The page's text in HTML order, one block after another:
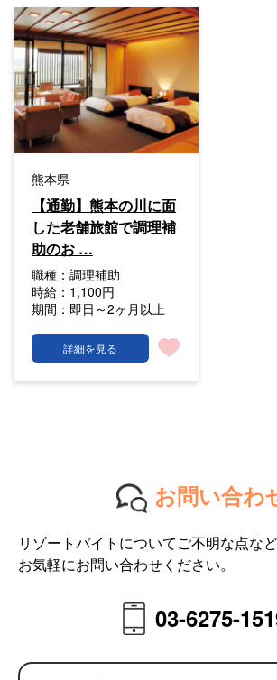
熊本県
【通勤】熊本の川に面
した老舗旅館で調理補
助のお …
職種： 調理補助
時給： 1,100円
期間： 即日～2ヶ月以上
詳細を見る
お問い合わ
リゾートバイトについてご不明な点な
お気軽にお問い合わせください。
03-6275-